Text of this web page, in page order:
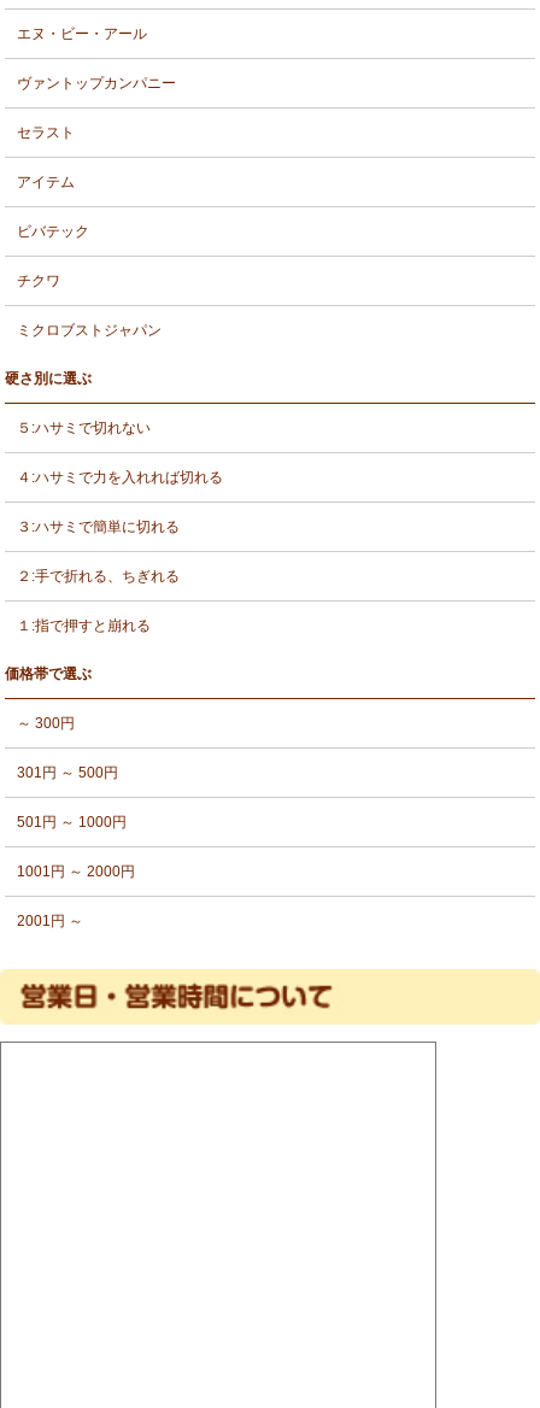
エヌ・ビー・アール
ヴァントップカンパニー
セラスト
アイテム
ビバテック
チクワ
ミクロブストジャパン
硬さ別に選ぶ
５:ハサミで切れない
４:ハサミで力を入れれば切れる
３:ハサミで簡単に切れる
２:手で折れる、ちぎれる
１:指で押すと崩れる
価格帯で選ぶ
～ 300円
301円 ～ 500円
501円 ～ 1000円
1001円 ～ 2000円
2001円 ～